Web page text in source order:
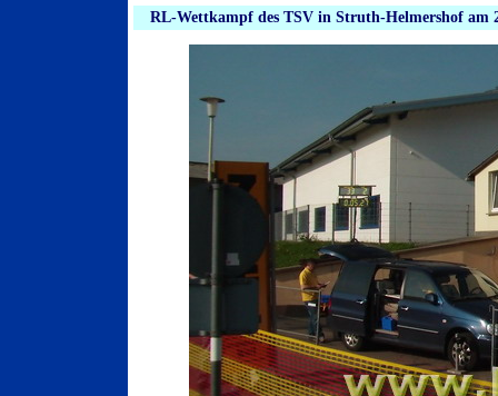
RL-Wettkampf des TSV in Struth-Helmershof am